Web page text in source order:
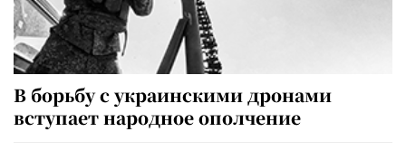
В борьбу с украинскими дронами
вступает народное ополчение